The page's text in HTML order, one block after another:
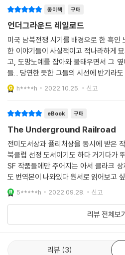
종이책 구매
언더그라운드 레일로드
미국 남북전쟁 시기를 배경으로 한 흑인 노예들의
한 이야기들이 사실적이고 적나라하게
고, 도망노예를 잡아와 불태우면서 그
들... 당연한 듯한 그들의 시선에 반기라
도와주는 비밀단체 언더그라운드 레일로
노예사냥꾼들
h****h 2022.10.25. 신고
eBook 구매
The Underground Railroad
전미도서상과 퓰리처상을 동시에 받은
북클럽 선정 도서이기도 하다 거기다가
SF 작품들에만 주어지는 아서 클라크
도 번역본이 나와있다 원서로 읽어보고
시에 만족시키기는 어려운 일인데 그걸
해 내용은 알고 있
5*****h 2022.09.28. 신고
리뷰 전체보
리뷰 3